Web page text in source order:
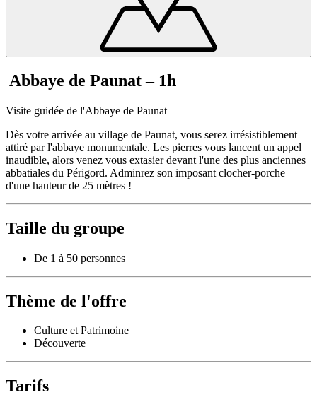
Abbaye de Paunat – 1h
Visite guidée de l'Abbaye de Paunat
Dès votre arrivée au village de Paunat, vous serez irrésistiblement
attiré par l'abbaye monumentale. Les pierres vous lancent un appel
inaudible, alors venez vous extasier devant l'une des plus anciennes
abbatiales du Périgord. Adminrez son imposant clocher-porche
d'une hauteur de 25 mètres !
Taille du groupe
De 1 à 50 personnes
Thème de l'offre
Culture et Patrimoine
Découverte
Tarifs